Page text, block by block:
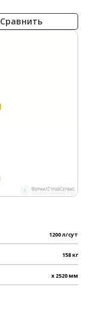
Сравнить
1200 л/сут
158 кг
x 2520 мм